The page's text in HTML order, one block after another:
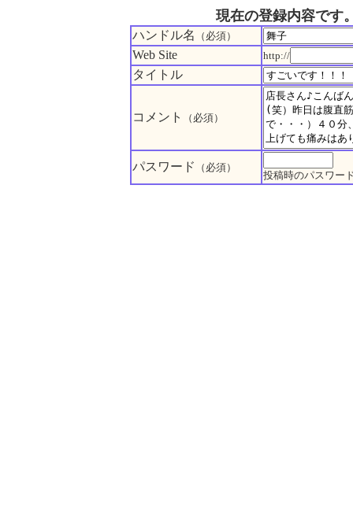
現在の登録内容です
ハンドル名 （必須）
Web Site http://
タイトル
コメント （必須）
パスワード （必須）
投稿時のパスワー